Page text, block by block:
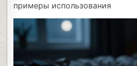
примеры использования